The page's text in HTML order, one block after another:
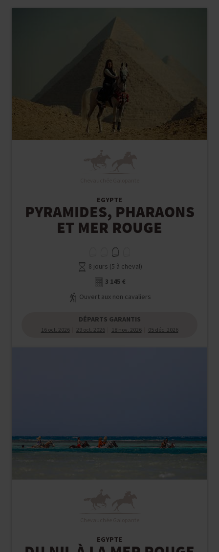
EGYPTE
PYRAMIDES, PHARAONS
ET MER ROUGE
8 jours (5 à cheval)
3 145 €
Ouvert aux non cavaliers
DÉPARTS GARANTIS
16 oct. 2026 29 oct. 2026 18 nov. 2026 05 déc. 2026
EGYPTE